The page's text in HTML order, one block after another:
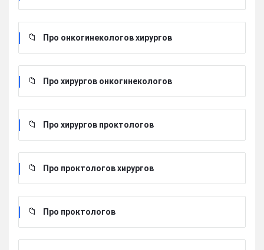
Про онкогинекологов хирургов
Про хирургов онкогинекологов
Про хирургов проктологов
Про проктологов хирургов
Про проктологов